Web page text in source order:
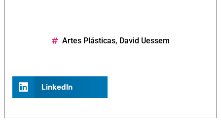
Artes Plásticas, David Uessem
LinkedIn